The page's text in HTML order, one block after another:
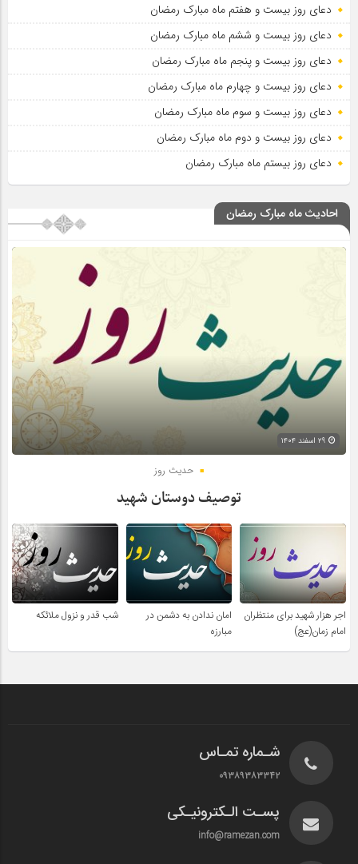
دعای روز بیست و هفتم ماه مبارک رمضان
دعای روز بیست و ششم ماه مبارک رمضان
دعای روز بیست و پنجم ماه مبارک رمضان
دعای روز بیست و چهارم ماه مبارک رمضان
دعای روز بیست و سوم ماه مبارک رمضان
دعای روز بیست و دوم ماه مبارک رمضان
دعای روز بیستم ماه مبارک رمضان
احادیث ماه مبارک رمضان
حدیث روز
توصیف دوستان شهید
اجر هزار شهید برای منتظران
امام زمان(عج)
امان ندادن به دشمن در
مبارزه
شب قدر و نزول ملائکه
شـماره تمـاس
۰۹۳۸۹۳۸۳۳۴۲
پسـت الـکترونیـکی
info@ramezan.com